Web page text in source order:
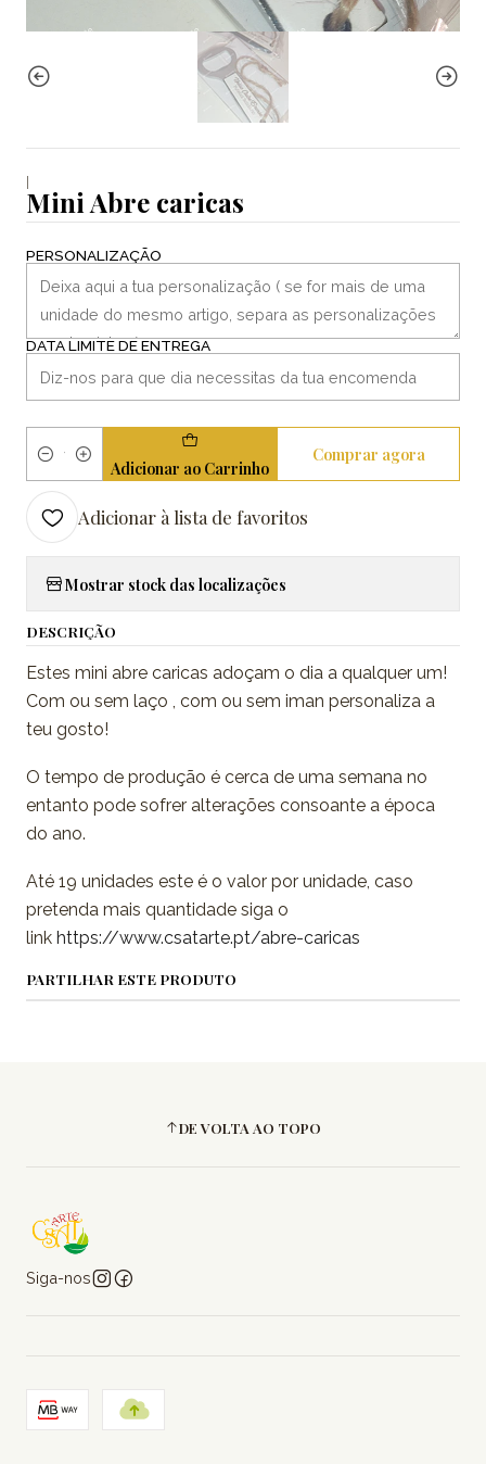
|
Mini Abre caricas
PERSONALIZAÇÃO
DATA LIMITE DE ENTREGA
Quantidade Adicionar ao Carrinho
Comprar agora
Adicionar à lista de favoritos
Mostrar stock das localizações
DESCRIÇÃO
Estes mini abre caricas adoçam o dia a qualquer um!
Com ou sem laço , com ou sem iman personaliza a
teu gosto!
O tempo de produção é cerca de uma semana no
entanto pode sofrer alterações consoante a época
do ano.
Até 19 unidades este é o valor por unidade, caso
pretenda mais quantidade siga o
link https://www.csatarte.pt/abre-caricas
PARTILHAR ESTE PRODUTO
DE VOLTA AO TOPO
Siga-nos